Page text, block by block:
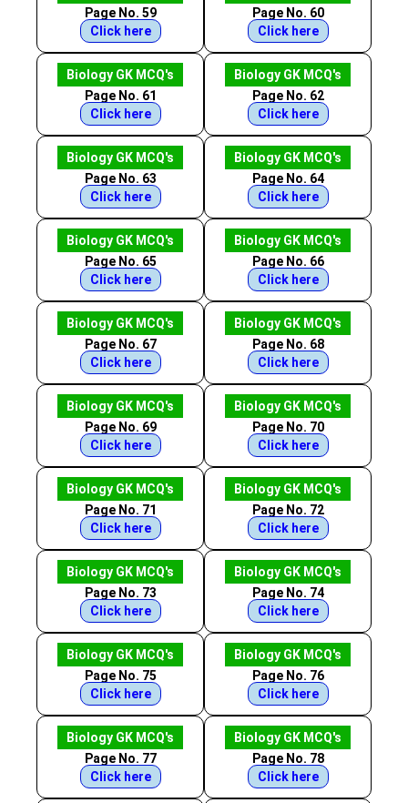
Page No. 59
Click here
Page No. 60
Click here
Biology GK MCQ's
Page No. 61
Click here
Biology GK MCQ's
Page No. 62
Click here
Biology GK MCQ's
Page No. 63
Click here
Biology GK MCQ's
Page No. 64
Click here
Biology GK MCQ's
Page No. 65
Click here
Biology GK MCQ's
Page No. 66
Click here
Biology GK MCQ's
Page No. 67
Click here
Biology GK MCQ's
Page No. 68
Click here
Biology GK MCQ's
Page No. 69
Click here
Biology GK MCQ's
Page No. 70
Click here
Biology GK MCQ's
Page No. 71
Click here
Biology GK MCQ's
Page No. 72
Click here
Biology GK MCQ's
Page No. 73
Click here
Biology GK MCQ's
Page No. 74
Click here
Biology GK MCQ's
Page No. 75
Click here
Biology GK MCQ's
Page No. 76
Click here
Biology GK MCQ's
Page No. 77
Click here
Biology GK MCQ's
Page No. 78
Click here